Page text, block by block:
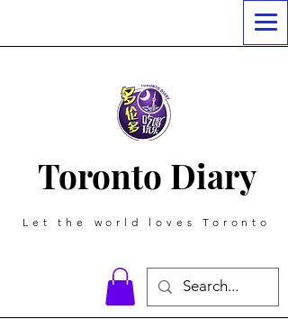
Toronto Diary
Let the world loves Toronto